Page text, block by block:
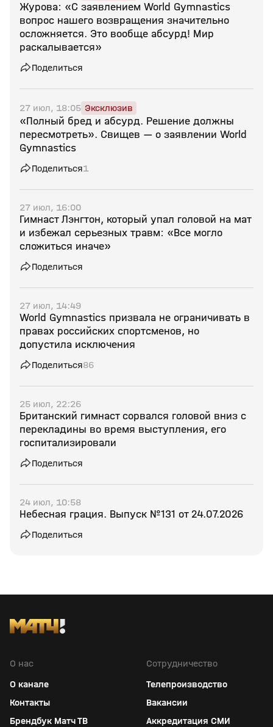
Журова: «С заявлением World Gymnastics
вопрос нашего возвращения значительно
осложняется. Это вообще абсурд! Мир
раскалывается»
Поделиться
27 июл, 18:05 Эксклюзив
«Полный бред и абсурд. Решение должны
пересмотреть». Свищев — о заявлении World
Gymnastics
Поделиться1
27 июл, 16:00
Гимнаст Лэнгтон, который упал головой на мат
и избежал серьезных травм: «Все могло
сложиться иначе»
Поделиться
27 июл, 14:49
World Gymnastics призвала не ограничивать в
правах российских спортсменов, но
допустила исключения
Поделиться86
25 июл, 22:26
Британский гимнаст сорвался головой вниз с
перекладины во время выступления, его
госпитализировали
Поделиться
24 июл, 10:58
Небесная грация. Выпуск №131 от 24.07.2026
Поделиться
О нас
О канале
Контакты
Брендбук Матч ТВ
Сотрудничество
Телепроизводство
Вакансии
Аккредитация СМИ